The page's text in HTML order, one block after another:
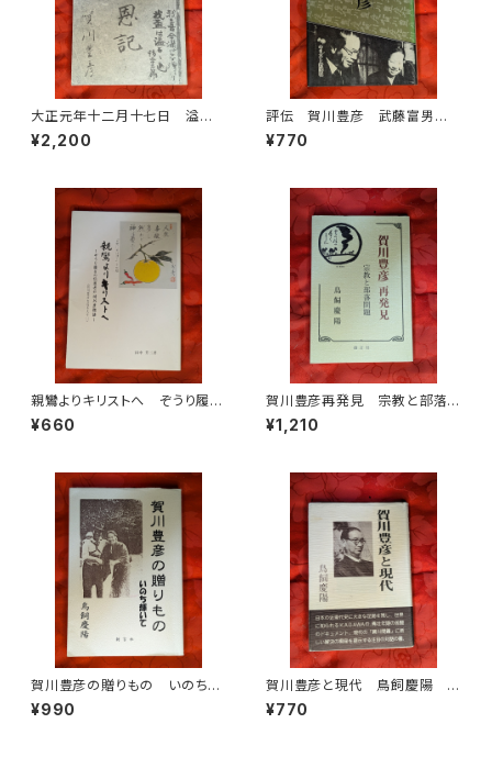
大正元年十二月十七日 溢恩
記 賀川豊彦 賀川豊彦記念・
松沢資料館刊
¥2,200
評伝 賀川豊彦 武藤富男
キリスト教新聞社 1981年刊
¥770
親鸞よりキリストへ ぞうり履き
の伝道者升崎外彦物語（賀川豊
彦を巡る人々1） 田中芳三 ク
¥660
賀川豊彦再発見 宗教と部落
問題 鳥飼慶陽 創言社 20
02年刊
¥1,210
賀川豊彦の贈りもの いのち輝
いて 鳥飼慶陽 創言社 200
7年刊
¥990
賀川豊彦と現代 鳥飼慶陽
兵庫部落問題研究所
¥770